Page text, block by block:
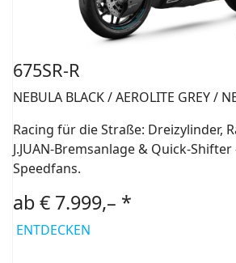
675SR-R
NEBULA BLACK / AEROLITE GREY /
Racing für die Straße: Dreizylinder,
J.JUAN-Bremsanlage & Quick-
Speedfans.
ab € 7.999,– *
ENTDECKEN